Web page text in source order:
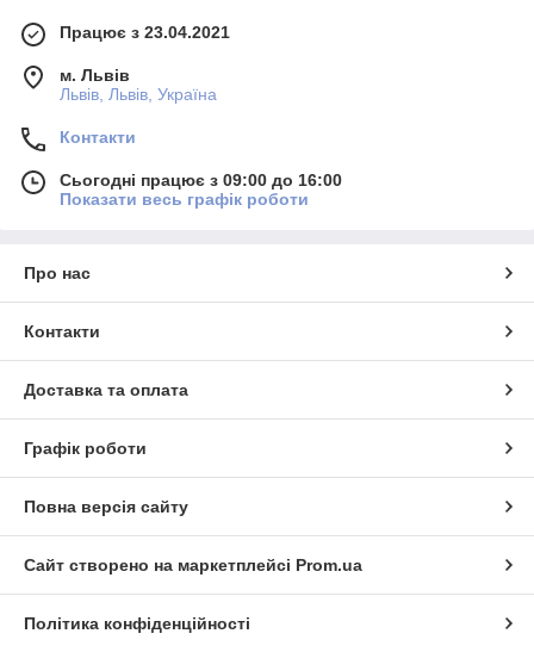
Працює з 23.04.2021
м. Львів
Львів, Львів, Україна
Контакти
Сьогодні працює з 09:00 до 16:00
Показати весь графік роботи
Про нас
Контакти
Доставка та оплата
Графік роботи
Повна версія сайту
Сайт створено на маркетплейсі Prom.ua
Політика конфіденційності